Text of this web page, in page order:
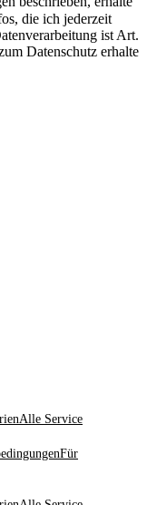
die ich jederzeit
ist Art.
Datenschutz erhalte
Alle Service
Für